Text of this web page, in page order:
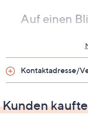
Auf einen
Material
Kontaktadresse/
Kunden